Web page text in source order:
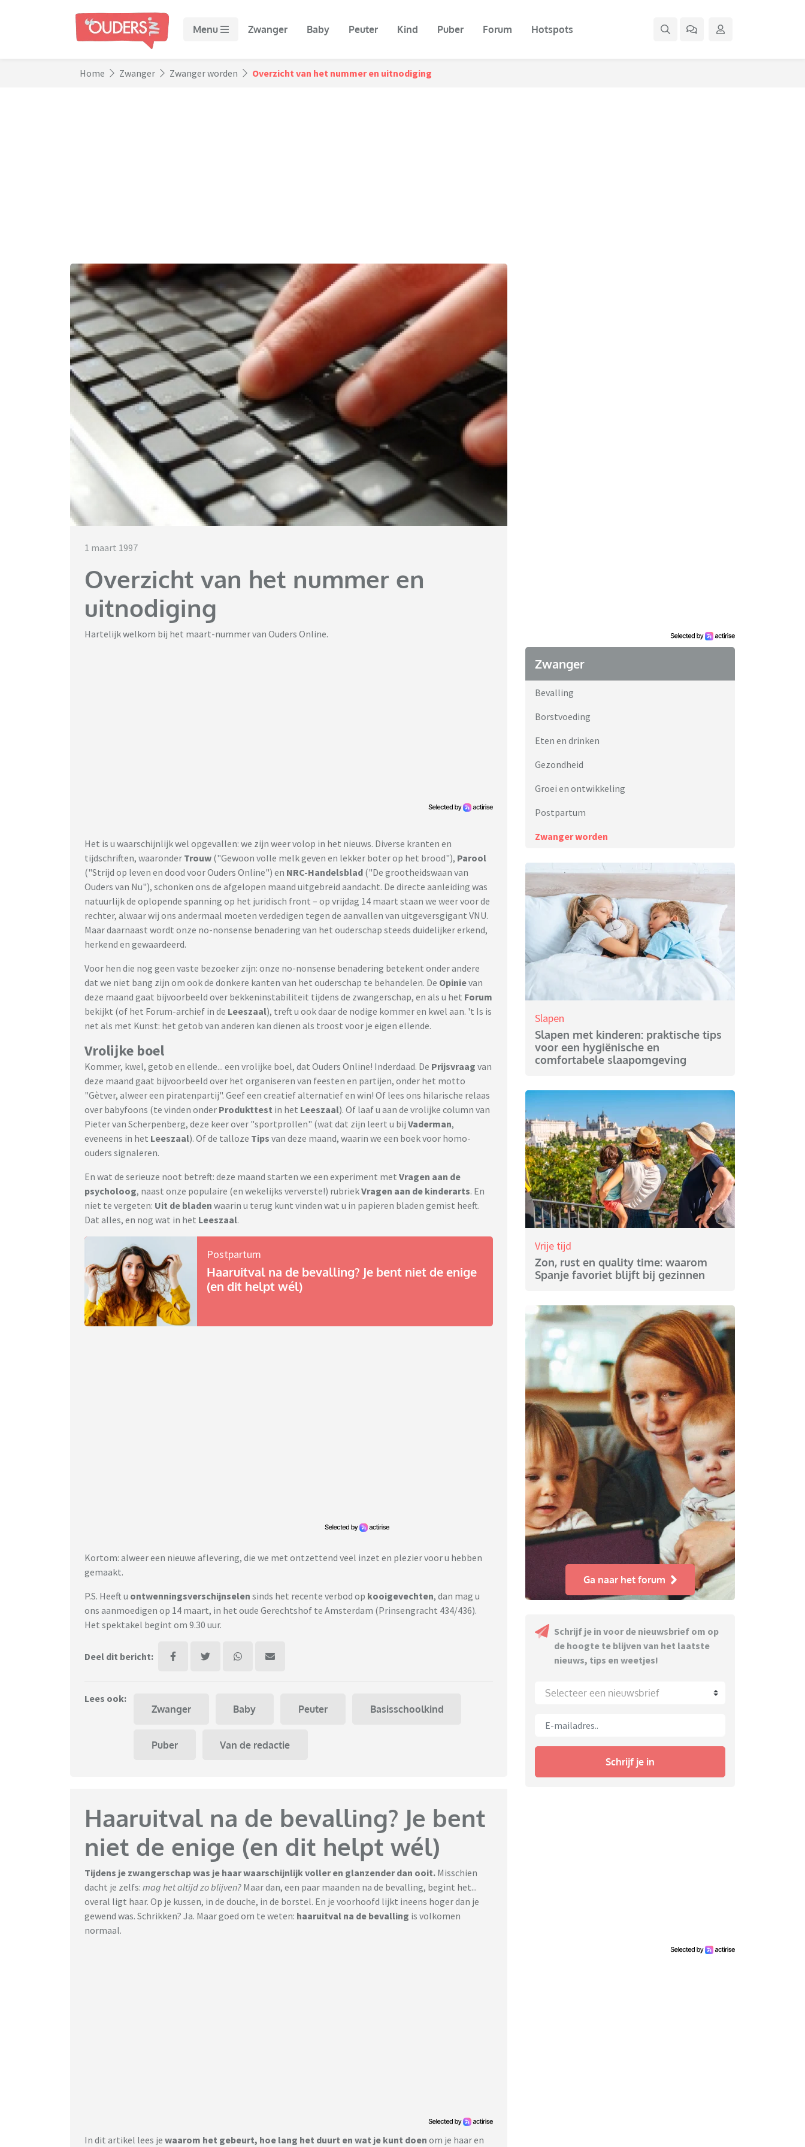
Menu Zwanger Baby Peuter Kind Puber Forum Hotspots
Home Zwanger Zwanger worden Overzicht van het nummer en uitnodiging
1 maart 1997
Overzicht van het nummer en
uitnodiging
Hartelijk welkom bij het maart-nummer van Ouders Online.
Het is u waarschijnlijk wel opgevallen: we zijn weer volop in het nieuws. Diverse kranten en
tijdschriften, waaronder Trouw ("Gewoon volle melk geven en lekker boter op het brood"), Parool
("Strijd op leven en dood voor Ouders Online") en NRC-Handelsblad ("De grootheidswaan van
Ouders van Nu"), schonken ons de afgelopen maand uitgebreid aandacht. De directe aanleiding was
natuurlijk de oplopende spanning op het juridisch front – op vrijdag 14 maart staan we weer voor de
rechter, alwaar wij ons andermaal moeten verdedigen tegen de aanvallen van uitgeversgigant VNU.
Maar daarnaast wordt onze no-nonsense benadering van het ouderschap steeds duidelijker erkend,
herkend en gewaardeerd.
Voor hen die nog geen vaste bezoeker zijn: onze no-nonsense benadering betekent onder andere
dat we niet bang zijn om ook de donkere kanten van het ouderschap te behandelen. De Opinievan
deze maand gaat bijvoorbeeld over bekkeninstabiliteit tijdens de zwangerschap, en als u het Forum
bekijkt (of het Forum-archief in de Leeszaal), treft u ook daar de nodige kommer en kwel aan. 't Is is
net als met Kunst: het getob van anderen kan dienen als troost voor je eigen ellende.
Vrolijke boel
Kommer, kwel, getob en ellende... een vrolijke boel, dat Ouders Online! Inderdaad. De Prijsvraag van
deze maand gaat bijvoorbeeld over het organiseren van feesten en partijen, onder het motto
"Gètver, alweer een piratenpartij". Geef een creatief alternatief en win! Of lees ons hilarische relaas
over babyfoons (te vinden onder Produkttest in het Leeszaal). Of laaf u aan de vrolijke column van
Pieter van Scherpenberg, deze keer over "sportprollen" (wat dat zijn leert u bij Vaderman,
eveneens in het Leeszaal). Of de talloze Tips van deze maand, waarin we een boek voor homo-
ouders signaleren.
En wat de serieuze noot betreft: deze maand starten we een experiment met Vragen aan de
psycholoog, naast onze populaire (en wekelijks ververste!) rubriekVragen aan de kinderarts. En
niet te vergeten: Uit de bladen waarin u terug kunt vinden wat u in papieren bladen gemist heeft.
Dat alles, en nog wat in het Leeszaal.
Postpartum
Haaruitval na de bevalling? Je bent niet de enige
(en dit helpt wél)
Kortom: alweer een nieuwe aflevering, die we met ontzettend veel inzet en plezier voor u hebben
gemaakt.
P.S. Heeft u ontwenningsverschijnselen sinds het recente verbod op kooigevechten, dan mag u
ons aanmoedigen op 14 maart, in het oude Gerechtshof te Amsterdam (Prinsengracht 434/436).
Het spektakel begint om 9.30 uur.
Deel dit bericht:
Lees ook:
Zwanger
Baby Peuter Basisschoolkind
Puber Van de redactie
Haaruitval na de bevalling? Je bent
niet de enige (en dit helpt wél)
Tijdens je zwangerschap was je haar waarschijnlijk voller en glanzender dan ooit. Misschien
dacht je zelfs: mag het altijd zo blijven? Maar dan, een paar maanden na de bevalling, begint het...
overal ligt haar. Op je kussen, in de douche, in de borstel. En je voorhoofd lijkt ineens hoger dan je
gewend was. Schrikken? Ja. Maar goed om te weten: haaruitval na de bevalling is volkomen
normaal.
In dit artikel lees je waarom het gebeurt, hoe lang het duurt en wat je kunt doen om je haar en
Zwanger
Bevalling
Borstvoeding
Eten en drinken
Gezondheid
Groei en ontwikkeling
Postpartum
Zwanger worden
Slapen
Slapen met kinderen: praktische tips
voor een hygiënische en
comfortabele slaapomgeving
Vrije tijd
Zon, rust en quality time: waarom
Spanje favoriet blijft bij gezinnen
Ga naar het forum
Schrijf je in voor de nieuwsbrief om op
de hoogte te blijven van het laatste
nieuws, tips en weetjes!
Selecteer een nieuwsbrief
Schrijf je in